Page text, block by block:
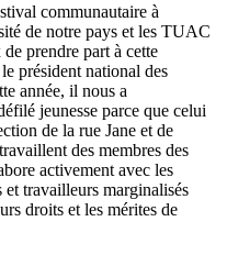
communautaire à
de notre pays et les TUAC
prendre part à cette
président national des
année, il nous a
jeunesse parce que celui
de la rue Jane et de
des membres des
activement avec les
et travailleurs marginalisés
droits et les mérites de